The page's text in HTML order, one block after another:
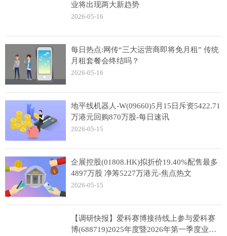
业将出现两大新趋势
2026-05-16
每日热点:网传“三大运营商即将免月租” 传统
月租套餐会终结吗？
2026-05-16
地平线机器人-W(09660)5月15日斥资5422.71
万港元回购870万股-每日速讯
2026-05-15
企展控股(01808.HK)拟折价19.40%配售最多
4897万股 净筹5227万港元-焦点热文
2026-05-15
【调研快报】爱科赛博接待线上参与爱科赛
博(688719)2025年度暨2026年第一季度业绩